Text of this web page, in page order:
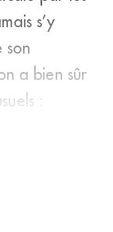
s’y
son
a bien sûr
: